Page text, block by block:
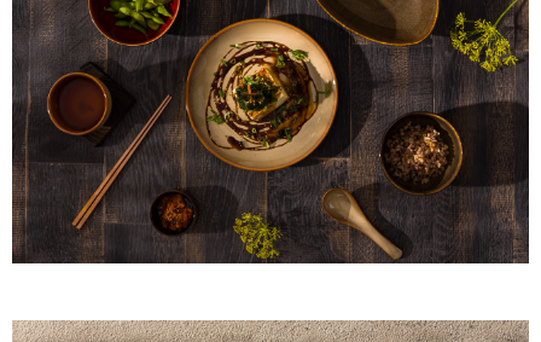
易，需依本服務之必要範圍內提供個人資料，並將交易相關給付款項請求債
權轉讓予恩沛科技股份有限公司。
２．關於個人資料處理事宜，請瀏覽以下網址：
https://aftee.tw/terms/#terms3
３．未成年的使用者請事先徵得法定代理人或監護人之同意方可使用
「AFTEE先享後付」，若未經同意申辦者引起之損失，本公司不負相關責
４．使用「AFTEE先享後付」時，將依據個別帳號之用戶狀況，依本公司即
時審查核予不同之上限額度；若仍有額度不足之情形，本公司將視審查結果
請求用戶進行身份認證。
５．嚴禁一人註冊多個帳號或使用他人資訊註冊。若發現惡意使用之情形，
恩沛科技股份有限公司將有權停止該用戶之使用額度並採取法律行動。